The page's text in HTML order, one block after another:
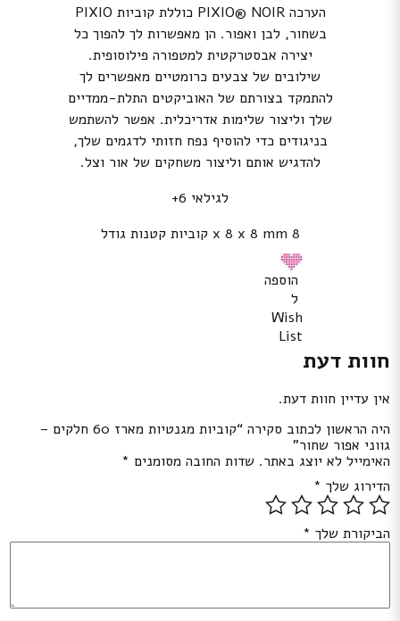
הערכה PIXIO® NOIR כוללת קוביות PIXIO
בשחור, לבן ואפור. הן מאפשרות לך להפוך כל
יצירה אבסטרקטית למטפורה פילוסופית.
שילובים של צבעים כרומטיים מאפשרים לך
להתמקד בצורתם של האוביקטים התלת-ממדיים
שלך וליצור שלימות אדריכלית. אפשר להשתמש
בניגודים כדי להוסיף נפח חזותי לדגמים שלך,
להדגיש אותם וליצור משחקים של אור וצל.
לגילאי 6+
8 x 8 x 8 mm קוביות קטנות גודל
הוספה
ל
Wish
List
חוות דעת
אין עדיין חוות דעת.
היה הראשון לכתוב סקירה “קוביות מגנטיות מארז 60 חלקים –
גווני אפור שחור”
האימייל לא יוצג באתר. שדות החובה מסומנים *
הדירוג שלך *
הביקורת שלך *